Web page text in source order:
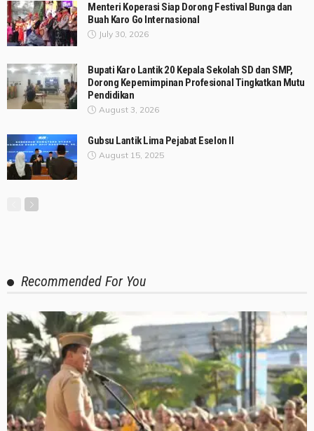
Menteri Koperasi Siap Dorong Festival Bunga dan
Buah Karo Go Internasional
July 30, 2026
Bupati Karo Lantik 20 Kepala Sekolah SD dan SMP,
Dorong Kepemimpinan Profesional Tingkatkan Mutu
Pendidikan
August 3, 2026
Gubsu Lantik Lima Pejabat Eselon II
August 15, 2025
Recommended For You